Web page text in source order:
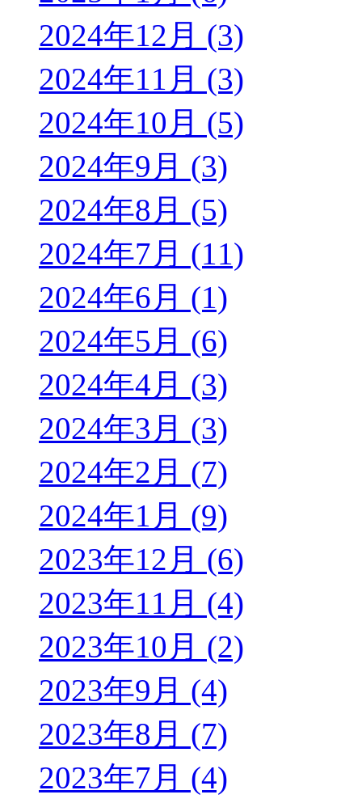
2024年12月 (3)
2024年11月 (3)
2024年10月 (5)
2024年9月 (3)
2024年8月 (5)
2024年7月 (11)
2024年6月 (1)
2024年5月 (6)
2024年4月 (3)
2024年3月 (3)
2024年2月 (7)
2024年1月 (9)
2023年12月 (6)
2023年11月 (4)
2023年10月 (2)
2023年9月 (4)
2023年8月 (7)
2023年7月 (4)